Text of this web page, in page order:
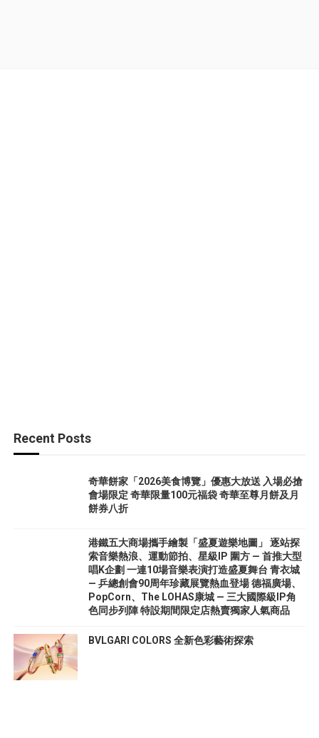
Recent Posts
奇華餅家「2026美食博覽」優惠大放送 入場必搶
會場限定 奇華限量100元福袋 奇華至尊月餅及月
餅券八折
港鐵五大商場攜手繪製「盛夏遊樂地圖」 逐站探
索音樂熱浪、運動節拍、星級IP 圍方 — 首推大型
唱K企劃 一連10場音樂表演打造盛夏舞台 青衣城
— 乒總創會90周年珍藏展覽熱血登場 德福廣場、
PopCorn、The LOHAS康城 — 三大國際級IP角
色同步列陣 特設期間限定店熱賣獨家人氣商品
BVLGARI COLORS 全新色彩藝術探索